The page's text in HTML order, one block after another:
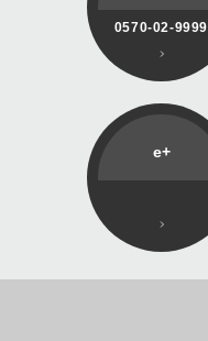
0570-02-9999
e+